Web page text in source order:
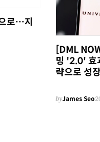
로…지
[DML
밍 '2.0' 효
략으로 성
byJames Seo